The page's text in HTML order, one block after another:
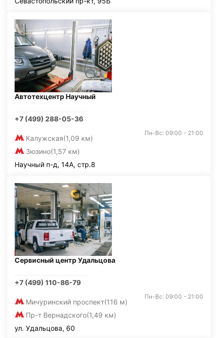
Автотехцентр Научный
+7 (499) 288-05-36
Калужская(1,09 км)
Зюзино(1,57 км)
Пн-Вс: 09:00 - 21:00
Научный п-д, 14А, стр.8
Сервисный центр Удальцова
+7 (499) 110-86-79
Мичуринский проспект(116 м)
Пр-т Вернадского(1,49 км)
Пн-Вс: 09:00 - 21:00
ул. Удальцова, 60